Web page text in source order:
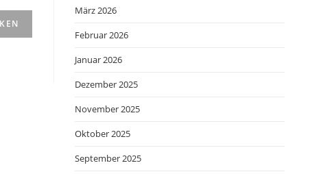
März 2026
Februar 2026
Januar 2026
Dezember 2025
November 2025
Oktober 2025
September 2025